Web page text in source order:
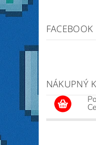
FACEBOOK
NÁKUPNÝ